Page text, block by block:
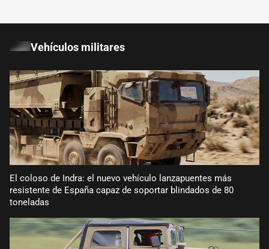
Vehículos militares
El coloso de Indra: el nuevo vehículo lanzapuentes más
resistente de España capaz de soportar blindados de 80
toneladas